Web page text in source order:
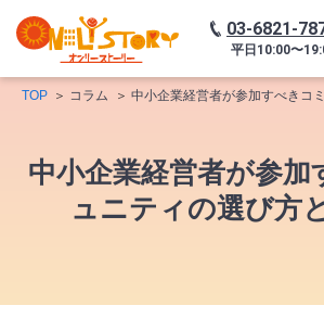
03-6821-
平日 10:00〜
TOP コラム 中小企業経営者が参加すべきコミュニティの選び方と活用術
中小企業経営者が参加
ュニティの選び方